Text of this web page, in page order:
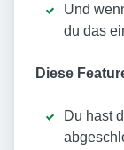
Und
du das
Diese
Du hast